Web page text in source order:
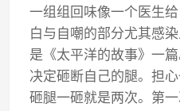
一组组回味像一个医生
白与自嘲的部分尤其感
是《太平洋的故事》一
决定砸断自己的腿。担
砸腿一砸就是两次。第一